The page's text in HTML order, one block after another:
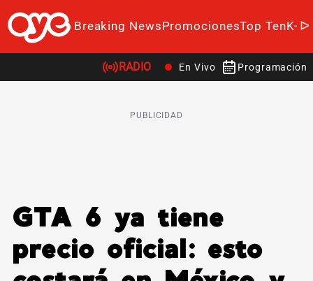
Breaking NewsPromocionesTop TenK-
RADIO En Vivo Programación
PUBLICIDAD
GTA 6 ya tiene
precio oficial: esto